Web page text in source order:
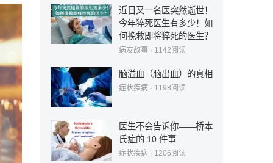
近日又一名医突然逝世！
今年猝死医生有多少！如
何挽救即将猝死的医生？
病友故事 · 1142阅读
脑溢血（脑出血）的真相
症状疾病 · 1198阅读
医生不会告诉你——桥本
氏症的 10 件事
症状疾病 · 1206阅读